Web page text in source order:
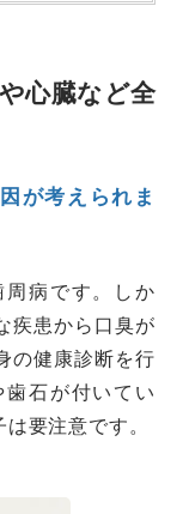
心臓など全
が考えられま
病です。しか
疾患から口臭が
の健康診断を行
石が付いてい
要注意です。